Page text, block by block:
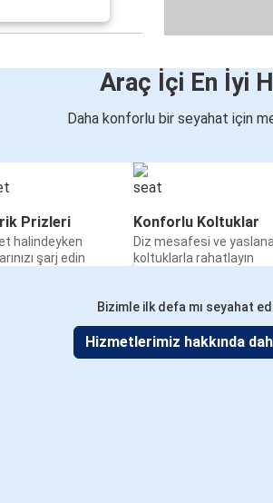
Araç İçi En İyi
Daha konforlu bir seyahat için
Prizleri
halindeyken
şarj edin
Konforlu Koltuklar
Diz mesafesi ve
koltuklarla rahatlayın
Bizimle ilk defa mı seyahat
Hizmetlerimiz hakkında